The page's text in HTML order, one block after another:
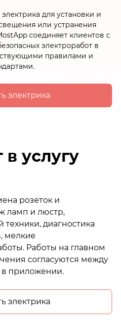
для установки и
или устранения
соединяет клиентов с
электроработ в
правилами и
электрика
в услугу
розеток и
ламп и люстр,
диагностика
мелкие
Работы на главном
согласуются между
приложении.
электрика